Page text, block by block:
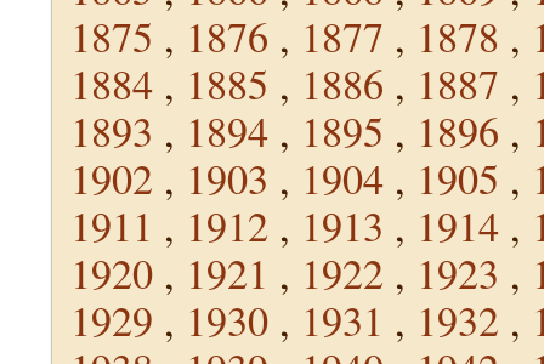
1875 , 1876 , 1877 , 1878 ,
1884 , 1885 , 1886 , 1887 ,
1893 , 1894 , 1895 , 1896 ,
1902 , 1903 , 1904 , 1905 ,
1911 , 1912 , 1913 , 1914 ,
1920 , 1921 , 1922 , 1923 ,
1929 , 1930 , 1931 , 1932 ,